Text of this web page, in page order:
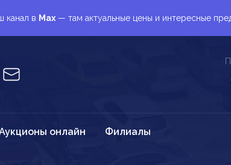
канал в Max — там актуальные цены и интересные
онлайн Филиалы